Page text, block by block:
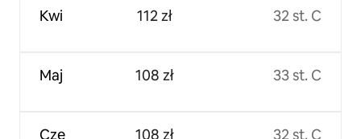
Kwi
Maj
Cze
112 zł
108 zł
108 zł
32 st. C
33 st. C
32 st. C